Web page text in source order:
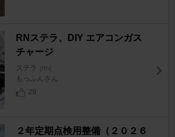
RNステラ、DIY エアコンガス
チャージ
ステラ [RN]
もっふんさん
29
２年定期点検用整備（２０２６